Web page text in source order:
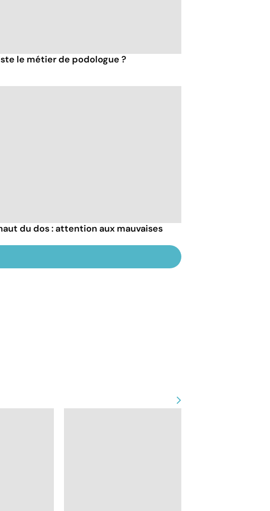
le métier de podologue ?
du dos : attention aux mauvaises